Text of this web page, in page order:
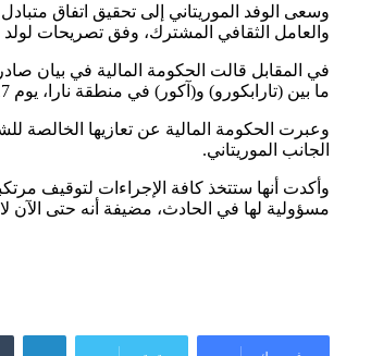
وسعى الوفد الموريتاني إلى تحقيق اتفاق
والعامل الثقافي المشترك، وفق تصريحات لولد
في المقابل قالت الحكومة المالية في بيان
ما بين (تارابكورو) و(آكور) في منطقة نارا، يوم 17 يناير 2022.
وعبرت الحكومة المالية عن تعازيها الخالصة
الجانب الموريتاني.
وأكدت أنها ستتخذ كافة الإجراءات لتوقيف
مسؤولية لها في الحادث، مضيفة أنه حتى الآن
لينكدإن